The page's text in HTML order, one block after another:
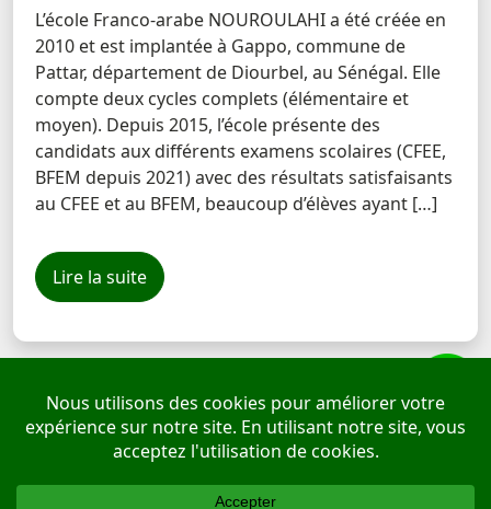
Catalogues
L’école Franco-arabe NOUROULAHI a été créée en
2010 et est implantée à Gappo, commune de
Pattar, département de Diourbel, au Sénégal. Elle
compte deux cycles complets (élémentaire et
moyen). Depuis 2015, l’école présente des
candidats aux différents examens scolaires (CFEE,
BFEM depuis 2021) avec des résultats satisfaisants
au CFEE et au BFEM, beaucoup d’élèves ayant […]
Lire la suite